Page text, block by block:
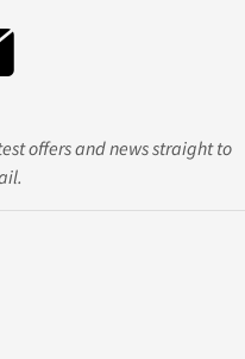
offers and news straight to